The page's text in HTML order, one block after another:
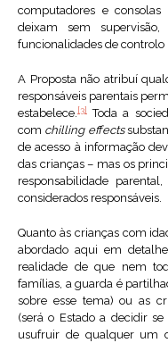
computadores e
deixam sem
funcionalidades de controlo
A Proposta não atribuí
responsáveis parentais
estabelece.[3] Toda a
com chilling effects
de acesso à informação
das crianças – mas os
responsabilidade
considerados responsáveis.
Quanto às crianças com
abordado aqui em
realidade de que nem
famílias, a guarda é
sobre esse tema) ou as
(será o Estado a decidir
usufruir de qualquer um